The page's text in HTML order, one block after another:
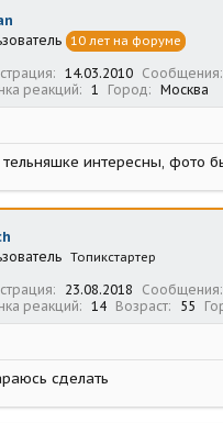
10 лет на форуме
14.03.2010 Сообщения
реакций
1 Город Москва
интересны, фото
Топикстартер
23.08.2018 Сообщения
реакций
14 Возраст 55
сделать